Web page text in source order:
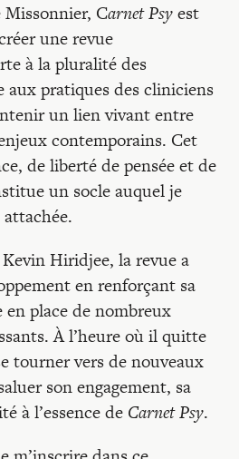
Carnet Psyest
une revue
à la pluralité des
aux pratiques des cliniciens
un lien vivant entre
contemporains. Cet
de liberté de pensée et de
un socle auquel je
Hiridjee, la revue a
en renforçant sa
en place de nombreux
À l’heure où il quitte
tourner vers de nouveaux
son engagement, sa
à l’essence de Carnet Psy.